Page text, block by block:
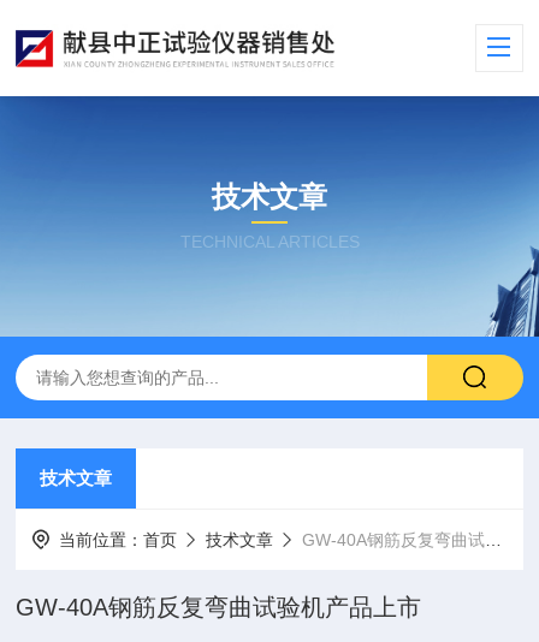
技术文章
TECHNICAL ARTICLES
技术文章
当前位置：首页 技术文章 GW-40A钢筋反复弯曲试验机产品上市
GW-40A钢筋反复弯曲试验机产品上市